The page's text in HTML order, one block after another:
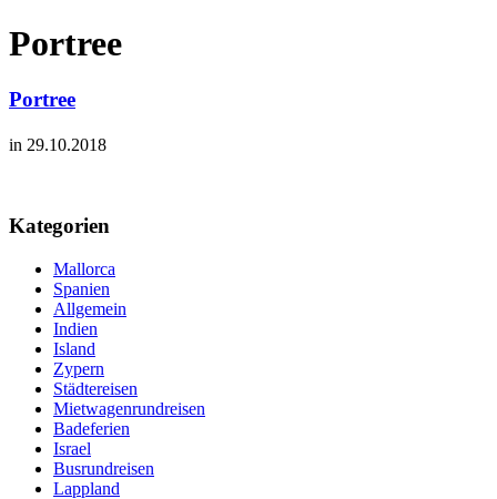
Portree
Portree
in 29.10.2018
Kategorien
Mallorca
Spanien
Allgemein
Indien
Island
Zypern
Städtereisen
Mietwagenrundreisen
Badeferien
Israel
Busrundreisen
Lappland